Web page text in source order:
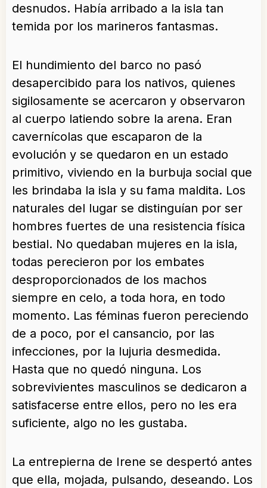
desnudos. Había arribado a la isla tan
temida por los marineros fantasmas.
El hundimiento del barco no pasó
desapercibido para los nativos, quienes
sigilosamente se acercaron y observaron
al cuerpo latiendo sobre la arena. Eran
cavernícolas que escaparon de la
evolución y se quedaron en un estado
primitivo, viviendo en la burbuja social que
les brindaba la isla y su fama maldita. Los
naturales del lugar se distinguían por ser
hombres fuertes de una resistencia física
bestial. No quedaban mujeres en la isla,
todas perecieron por los embates
desproporcionados de los machos
siempre en celo, a toda hora, en todo
momento. Las féminas fueron pereciendo
de a poco, por el cansancio, por las
infecciones, por la lujuria desmedida.
Hasta que no quedó ninguna. Los
sobrevivientes masculinos se dedicaron a
satisfacerse entre ellos, pero no les era
suficiente, algo no les gustaba.
La entrepierna de Irene se despertó antes
que ella, mojada, pulsando, deseando. Los